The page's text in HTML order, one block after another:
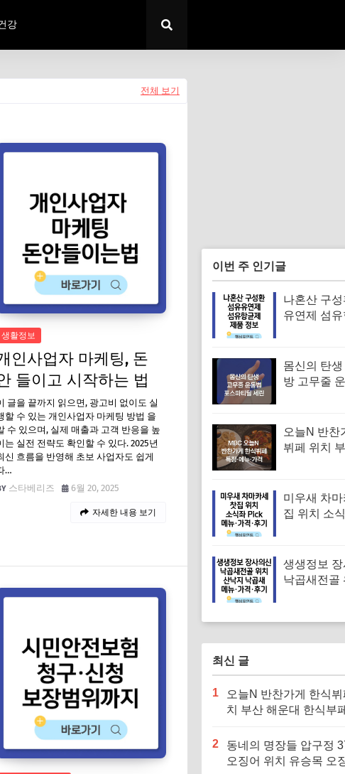
강
전체 보기
생활정보
인사업자 마케팅, 돈
들이고 시작하는 법
글을 끝까지 읽으면, 광고비 없이도 실
할 수 있는 개인사업자 마케팅 방법 을
수 있으며, 실제 매출과 고객 반응을 높
는 실전 전략도 확인할 수 있다. 2025년
신 흐름을 반영해 초보 사업자도 쉽게
…
스타베리즈
6월 20, 2025
자세한 내용 보기
이번 주 인기글
나혼산 구
유연제 섬
회)
몸신의 탄
방 고무줄
오늘N 반찬
뷔페 위치
찬장인)
미우새 차
집 위치 소
뉴·가격·후
생생정보
낙곱새전골
뉴·가격·후
최신 글
1
오늘N 반찬가게 한식
치 부산 해운대 한식부
장인)
2
동네의 명장들 압구정
오징어 위치 유승목 오